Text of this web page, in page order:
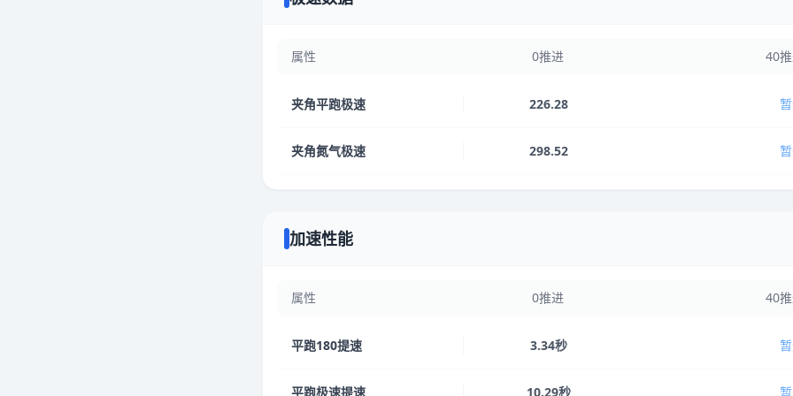
属性 0推进 40
夹角平跑极速 226.28
夹角氮气极速 298.52
加速性能
属性 0推进 40
平跑180提速 3.34秒
平跑极速提速 10.29秒